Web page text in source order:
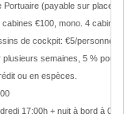
Portuaire (payable sur place):
€100, mono. 4
de cockpit: €5/personne/
semaines, 5 % pour
ou en espèces.
17:00h + nuit à bord à